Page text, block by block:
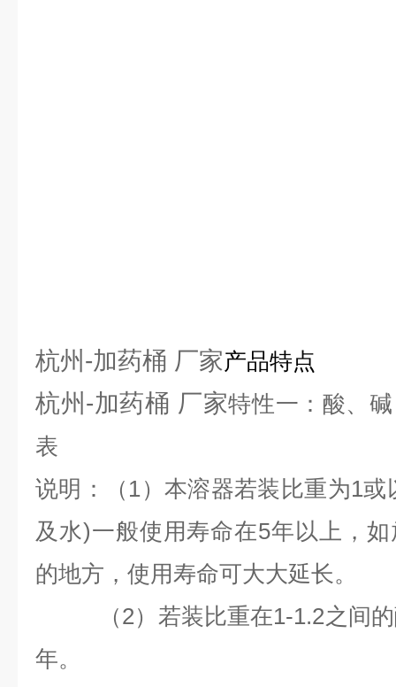
杭州-加药桶 厂家产品特点
杭州-加药桶 厂家特性一：酸、
表
说明：（1）本溶器若装比重为1
及水)一般使用寿命在5年以上，
的地方，使用寿命可大大延长。
（2）若装比重在1-1.2之间的
年。